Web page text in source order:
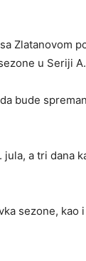
Zlatanovom
u Seriji A.
bude
a tri dana
sezone, kao